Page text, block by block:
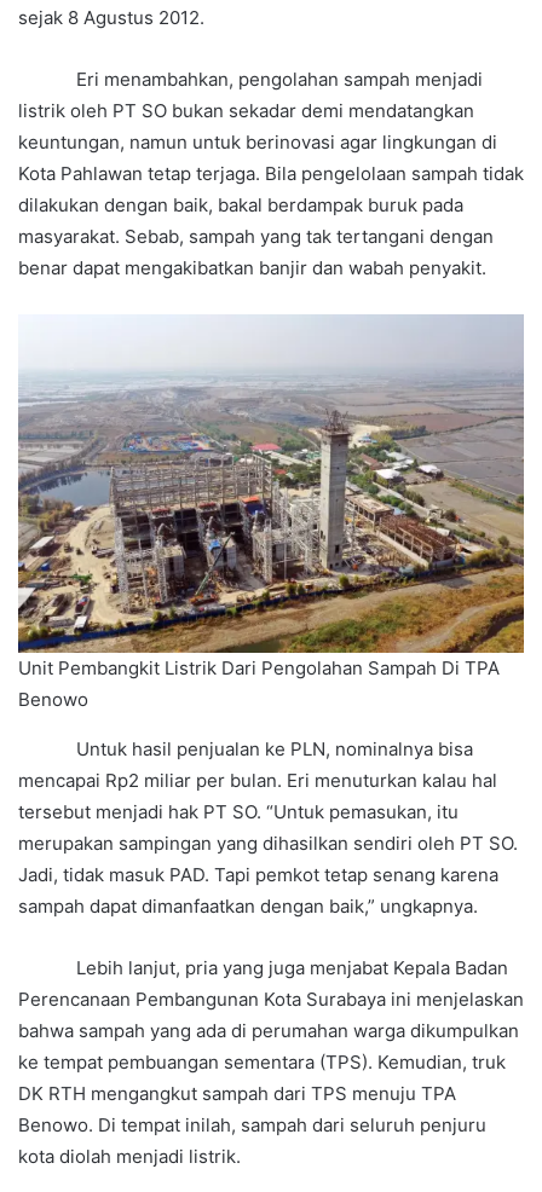
sejak 8 Agustus 2012.
Eri menambahkan, pengolahan sampah menjadi
listrik oleh PT SO bukan sekadar demi mendatangkan
keuntungan, namun untuk berinovasi agar lingkungan di
Kota Pahlawan tetap terjaga. Bila pengelolaan sampah tidak
dilakukan dengan baik, bakal berdampak buruk pada
masyarakat. Sebab, sampah yang tak tertangani dengan
benar dapat mengakibatkan banjir dan wabah penyakit.
Unit Pembangkit Listrik Dari Pengolahan Sampah Di TPA
Benowo
Untuk hasil penjualan ke PLN, nominalnya bisa
mencapai Rp2 miliar per bulan. Eri menuturkan kalau hal
tersebut menjadi hak PT SO. “Untuk pemasukan, itu
merupakan sampingan yang dihasilkan sendiri oleh PT SO.
Jadi, tidak masuk PAD. Tapi pemkot tetap senang karena
sampah dapat dimanfaatkan dengan baik,” ungkapnya.
Lebih lanjut, pria yang juga menjabat Kepala Badan
Perencanaan Pembangunan Kota Surabaya ini menjelaskan
bahwa sampah yang ada di perumahan warga dikumpulkan
ke tempat pembuangan sementara (TPS). Kemudian, truk
DK RTH mengangkut sampah dari TPS menuju TPA
Benowo. Di tempat inilah, sampah dari seluruh penjuru
kota diolah menjadi listrik.